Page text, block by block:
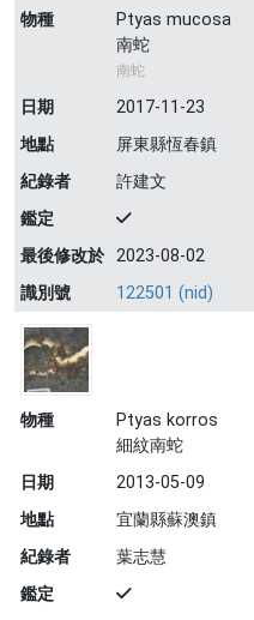
物種
Ptyas mucosa
南蛇
南蛇
日期
2017-11-23
地點
屏東縣恆春鎮
紀錄者
許建文
鑑定
最後修改於 2023-08-02
識別號
122501 (nid)
物種
Ptyas korros
細紋南蛇
日期
2013-05-09
地點
宜蘭縣蘇澳鎮
紀錄者
葉志慧
鑑定